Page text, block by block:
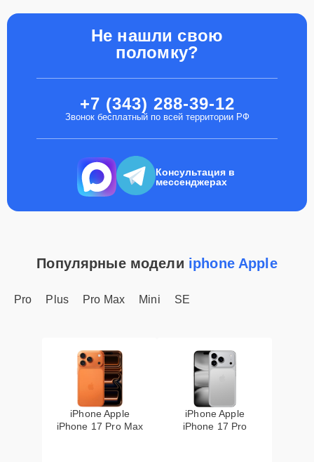
Не нашли свою
поломку?
+7 (343) 288-39-12
Звонок бесплатный по всей территории РФ
Консультация в
мессенджерах
Популярные модели iphone Apple
Pro Plus Pro Max Mini SE
iPhone Apple
iPhone 17 Pro Max
iPhone Apple
iPhone 17 Pro